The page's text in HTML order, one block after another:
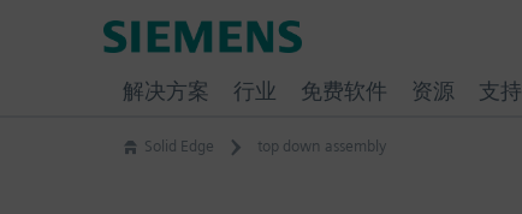
Solid Edge top down assembly
解决方案 行业 免费软件 资源 支持